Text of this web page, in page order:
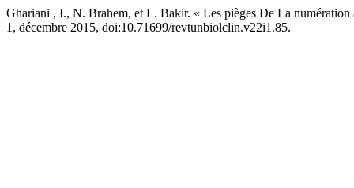
Ghariani , I., N. Brahem, et L. Bakir. « Les pièges De La numération
1, décembre 2015, doi:10.71699/revtunbiolclin.v22i1.85.